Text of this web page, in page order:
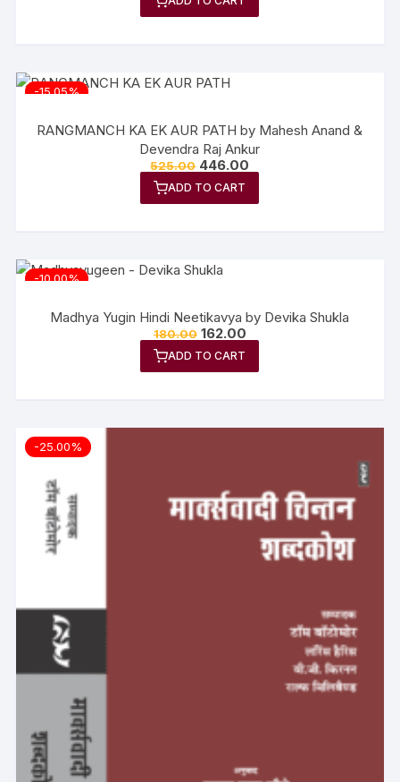
-15.05%
RANGMANCH KA EK AUR PATH by Mahesh Anand &
Devendra Raj Ankur
525.00 446.00
ADD TO CART
-10.00%
Madhya Yugin Hindi Neetikavya by Devika Shukla
180.00 162.00
ADD TO CART
-25.00%